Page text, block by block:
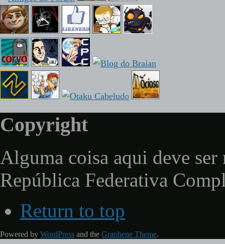
Copyright
Alguma coisa aqui deve ser
República Federativa
Return to top
Powered by WordPress and the Graphene Theme.